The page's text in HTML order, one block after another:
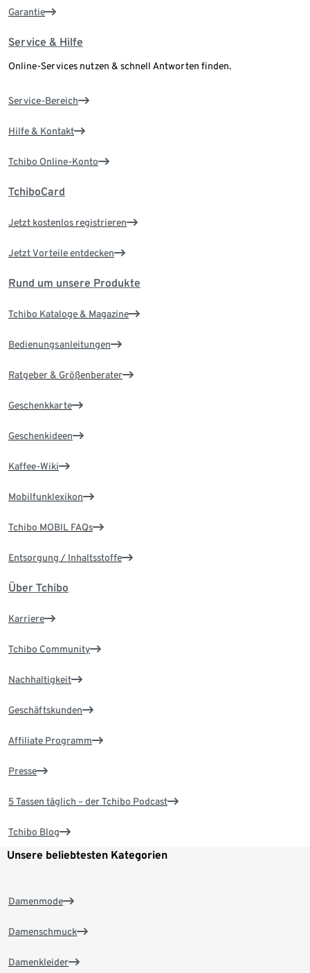
Garantie
Service & Hilfe
Online-Services nutzen & schnell Antworten finden.
Service-Bereich
Hilfe & Kontakt
Tchibo Online-Konto
TchiboCard
Jetzt kostenlos registrieren
Jetzt Vorteile entdecken
Rund um unsere Produkte
Tchibo Kataloge & Magazine
Bedienungsanleitungen
Ratgeber & Größenberater
Geschenkkarte
Geschenkideen
Kaffee-Wiki
Mobilfunklexikon
Tchibo MOBIL FAQs
Entsorgung / Inhaltsstoffe
Über Tchibo
Karriere
Tchibo Community
Nachhaltigkeit
Geschäftskunden
Affiliate Programm
Presse
5 Tassen täglich – der Tchibo Podcast
Tchibo Blog
Unsere beliebtesten Kategorien
Damenmode
Damenschmuck
Damenkleider